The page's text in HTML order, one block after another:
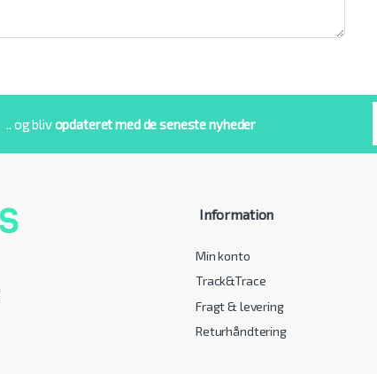
.. og blivopdateret med de seneste nyheder
Information
Min konto
Track&Trace
Fragt & levering
Returhåndtering